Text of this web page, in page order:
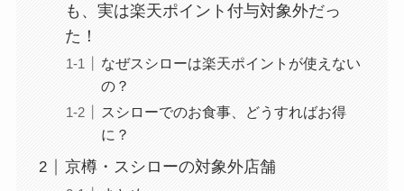
も、実は楽天ポイント付与対象外だっ
た！
なぜスシローは楽天ポイントが使えない
の？
スシローでのお食事、どうすればお得
に？
京樽・スシローの対象外店舗